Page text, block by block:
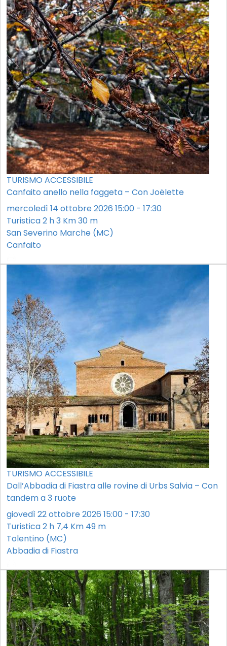
TURISMO ACCESSIBILE
Canfaito anello nella faggeta – Con Joëlette
mercoledì 14 ottobre 2026 15:00 - 17:30
Turistica2 h3 Km30 m
San Severino Marche (MC)
Canfaito
TURISMO ACCESSIBILE
Dall’Abbadia di Fiastra alle rovine di Urbs Salvia – Con
tandem a 3 ruote
giovedì 22 ottobre 2026 15:00 - 17:30
Turistica2 h 7,4 Km 49 m
Tolentino (MC)
Abbadia di Fiastra